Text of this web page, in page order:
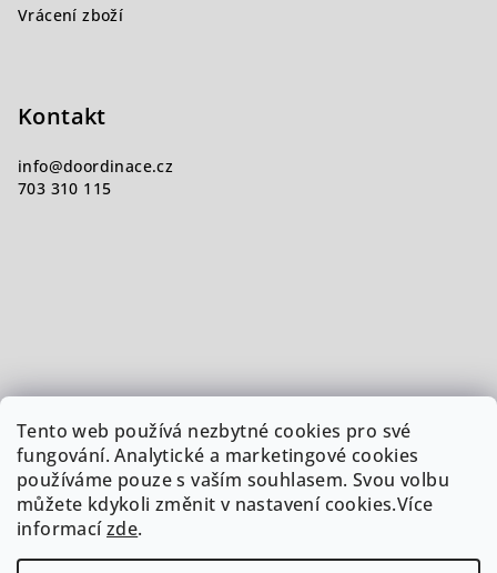
Tento web používá nezbytné cookies pro své
fungování. Analytické a marketingové cookies
používáme pouze s vaším souhlasem. Svou volbu
můžete kdykoli změnit v nastavení cookies.Více
informacízde.
Vrácení zboží
Kontakt
info@doordinace.cz
703 310 115